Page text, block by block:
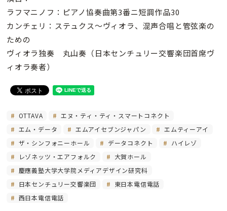
ラフマニノフ：ピアノ協奏曲第3番ニ短調作品30
カンチェリ：ステュクス〜ヴィオラ、混声合唱と管弦楽の
ための
ヴィオラ独奏 丸山奏（日本センチュリー交響楽団首席ヴ
ィオラ奏者）
OTTAVA
エヌ・ティ・ティ・スマートコネクト
エム・データ
エムアイセブンジャパン
エムティーアイ
ザ・シンフォニーホール
データコネクト
ハイレゾ
レゾネッツ・エアフォルク
大賀ホール
慶應義塾大学大学院メディアデザイン研究科
日本センチュリー交響楽団
東日本電信電話
西日本電信電話